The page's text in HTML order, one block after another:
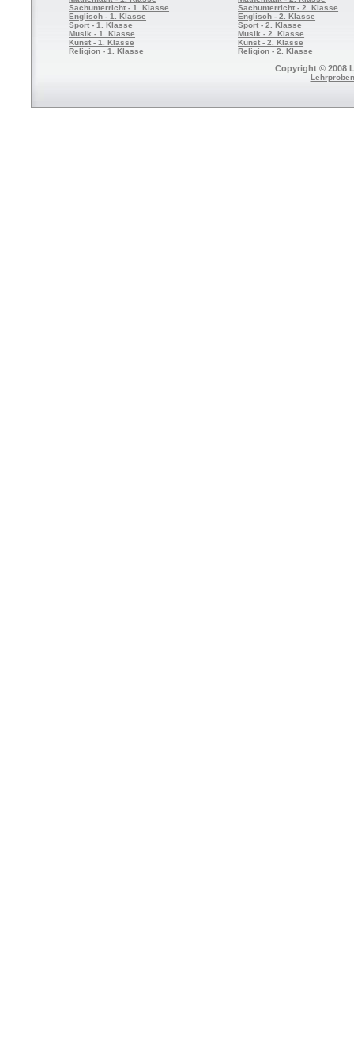
Sachunterricht - 1. Klasse
Englisch - 1. Klasse
Sport - 1. Klasse
Musik - 1. Klasse
Kunst - 1. Klasse
Religion - 1. Klasse
Sachunterricht - 2. Klasse
Englisch - 2. Klasse
Sport - 2. Klasse
Musik - 2. Klasse
Kunst - 2. Klasse
Religion - 2. Klasse
Copyright © 2008